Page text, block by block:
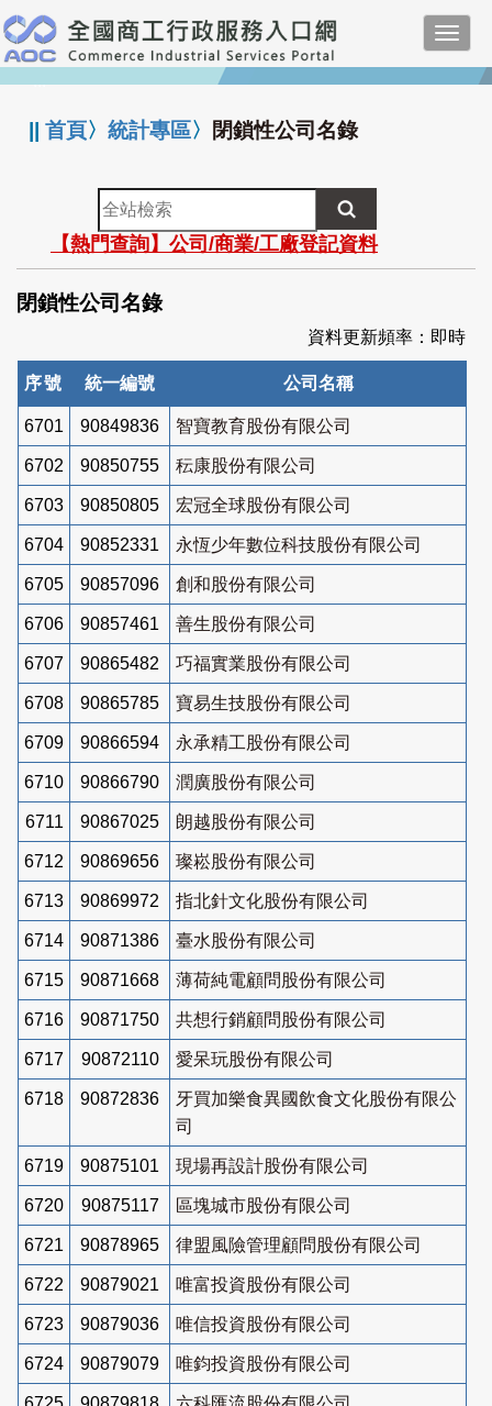
跳
到
主
要
:::
||首頁〉統計專區〉 閉鎖性公司名錄
全
站
檢
索
【熱門查詢】公司/商業/工廠登記資料
閉鎖性公司名錄
資料更新頻率：即時
序號 統一編號 公司名稱
6701 90849836 智寶教育股份有限公司
6702 90850755 秐康股份有限公司
6703 90850805 宏冠全球股份有限公司
6704 90852331 永恆少年數位科技股份有限公司
6705 90857096 創和股份有限公司
6706 90857461 善生股份有限公司
6707 90865482 巧福實業股份有限公司
6708 90865785 寶易生技股份有限公司
6709 90866594 永承精工股份有限公司
6710 90866790 潤廣股份有限公司
6711 90867025 朗越股份有限公司
6712 90869656 璨崧股份有限公司
6713 90869972 指北針文化股份有限公司
6714 90871386 臺水股份有限公司
6715 90871668 薄荷純電顧問股份有限公司
6716 90871750 共想行銷顧問股份有限公司
6717 90872110 愛呆玩股份有限公司
6718 90872836
牙買加樂食異國飲食文化股份有限公
司
6719 90875101 現場再設計股份有限公司
6720 90875117 區塊城市股份有限公司
6721 90878965 律盟風險管理顧問股份有限公司
6722 90879021 唯富投資股份有限公司
6723 90879036 唯信投資股份有限公司
6724 90879079 唯鈞投資股份有限公司